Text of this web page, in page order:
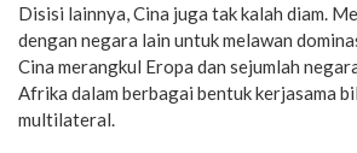
Disisi lainnya, Cina juga tak kalah diam.
dengan negara lain untuk melawan
Cina merangkul Eropa dan sejumlah
Afrika dalam berbagai bentuk kerjasama
multilateral.